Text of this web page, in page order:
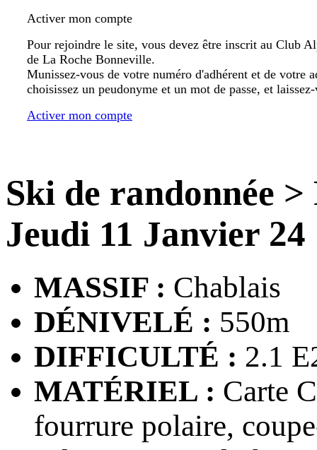
Activer mon compte
Pour rejoindre le site, vous devez être inscrit au Club
de La Roche Bonneville.
Munissez-vous de votre numéro d'adhérent et de votre
choisissez un peudonyme et un mot de passe, et
Activer mon compte
Ski de randonnée >
Jeudi 11 Janvier 24
MASSIF : Chablais
DÉNIVELÉ : 550m
DIFFICULTÉ : 2.1
MATÉRIEL : Carte
fourrure polaire,